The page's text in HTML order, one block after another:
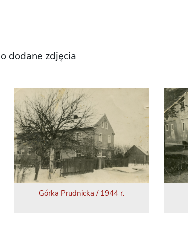
dodane zdjęcia
Górka Prudnicka / 1944 r.